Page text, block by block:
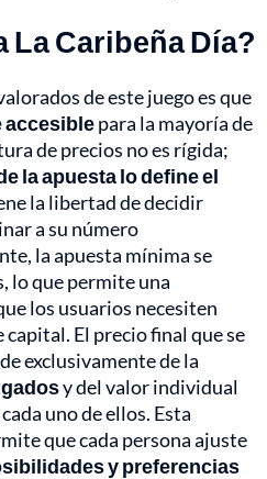
La Caribeña Día?
de este juego es que
accesiblepara la mayoría de
de precios no es rígida;
la apuesta lo define el
la libertad de decidir
a su número
la apuesta mínima se
lo que permite una
los usuarios necesiten
El precio final que se
exclusivamente de la
y del valor individual
uno de ellos. Esta
que cada persona ajuste
y preferencias